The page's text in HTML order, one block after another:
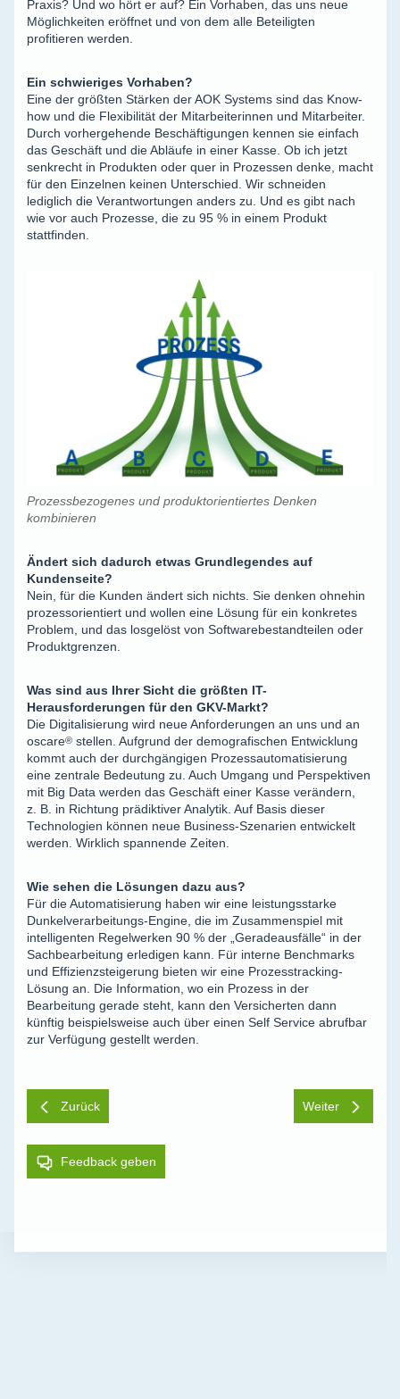
Praxis? Und wo hört er auf? Ein Vorhaben, das uns neue
Möglichkeiten eröffnet und von dem alle Beteiligten
profitieren werden.
Ein schwieriges Vorhaben?
Eine der größten Stärken der AOK Systems sind das Know-
how und die Flexibilität der Mitarbeiterinnen und Mitarbeiter.
Durch vorhergehende Beschäftigungen kennen sie einfach
das Geschäft und die Abläufe in einer Kasse. Ob ich jetzt
senkrecht in Produkten oder quer in Prozessen denke, macht
für den Einzelnen keinen Unterschied. Wir schneiden
lediglich die Verantwortungen anders zu. Und es gibt nach
wie vor auch Prozesse, die zu 95 % in einem Produkt
stattfinden.
Prozessbezogenes und produktorientiertes Denken
kombinieren
Ändert sich dadurch etwas Grundlegendes auf
Kundenseite?
Nein, für die Kunden ändert sich nichts. Sie denken ohnehin
prozessorientiert und wollen eine Lösung für ein konkretes
Problem, und das losgelöst von Softwarebestandteilen oder
Produktgrenzen.
Was sind aus Ihrer Sicht die größten IT-
Herausforderungen für den GKV-Markt?
Die Digitalisierung wird neue Anforderungen an uns und an
oscare® stellen. Aufgrund der demografischen Entwicklung
kommt auch der durchgängigen Prozessautomatisierung
eine zentrale Bedeutung zu. Auch Umgang und Perspektiven
mit Big Data werden das Geschäft einer Kasse verändern,
z. B. in Richtung prädiktiver Analytik. Auf Basis dieser
Technologien können neue Business-Szenarien entwickelt
werden. Wirklich spannende Zeiten.
Wie sehen die Lösungen dazu aus?
Für die Automatisierung haben wir eine leistungsstarke
Dunkelverarbeitungs-Engine, die im Zusammenspiel mit
intelligenten Regelwerken 90 % der „Geradeausfälle“ in der
Sachbearbeitung erledigen kann. Für interne Benchmarks
und Effizienzsteigerung bieten wir eine Prozesstracking-
Lösung an. Die Information, wo ein Prozess in der
Bearbeitung gerade steht, kann den Versicherten dann
künftig beispielsweise auch über einen Self Service abrufbar
zur Verfügung gestellt werden.
Zurück Weiter
Feedback geben